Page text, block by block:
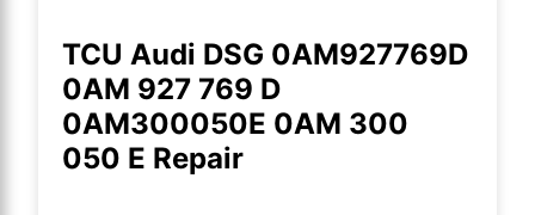
TCU Audi DSG 0AM927769D
0AM 927 769 D
0AM300050E 0AM 300
050 E Repair